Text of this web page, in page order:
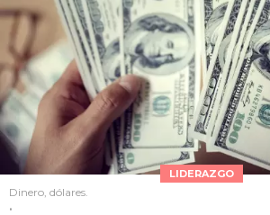
LIDERAZGO
Dinero, dólares.
.